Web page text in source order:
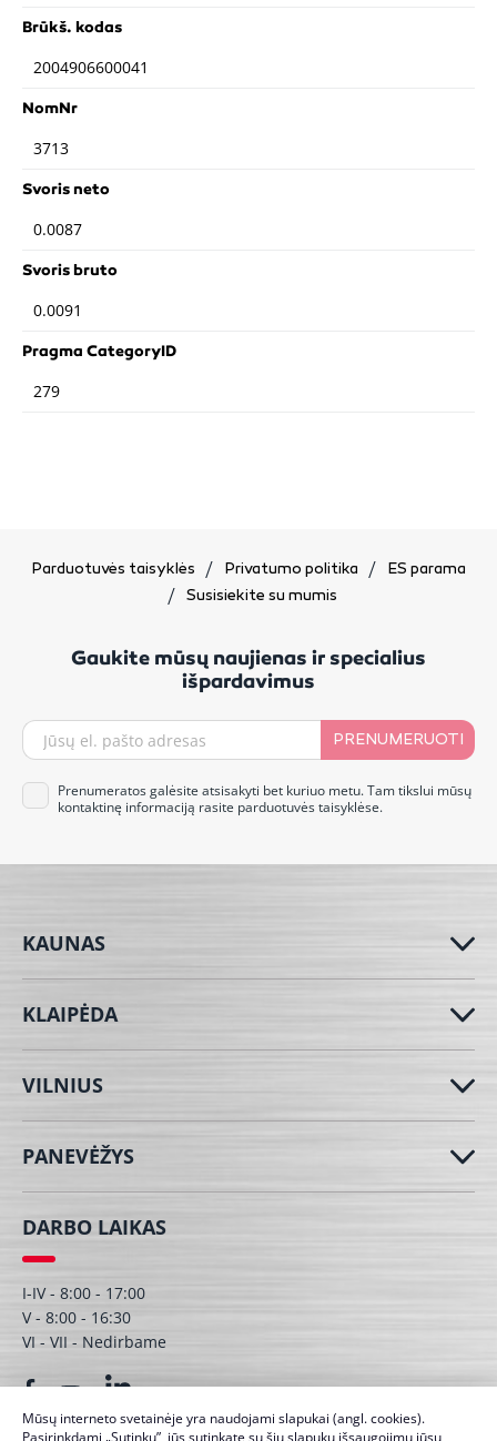
Brūkš. kodas
2004906600041
NomNr
3713
Svoris neto
0.0087
Svoris bruto
0.0091
Pragma CategoryID
279
Parduotuvės taisyklės Privatumo politika
ES parama
Susisiekite su mumis
Gaukite mūsų naujienas ir specialius
išpardavimus
PRENUMERUOTI
Prenumeratos galėsite atsisakyti bet kuriuo metu. Tam tikslui mūsų
kontaktinę informaciją rasite parduotuvės taisyklėse.
KAUNAS
KLAIPĖDA
VILNIUS
PANEVĖŽYS
DARBO LAIKAS
I-IV - 8:00 - 17:00
V - 8:00 - 16:30
VI - VII - Nedirbame
Mūsų interneto svetainėje yra naudojami slapukai (angl. cookies).
Pasirinkdami „Sutinku”, jūs sutinkate su šių slapukų išsaugojimu jūsų